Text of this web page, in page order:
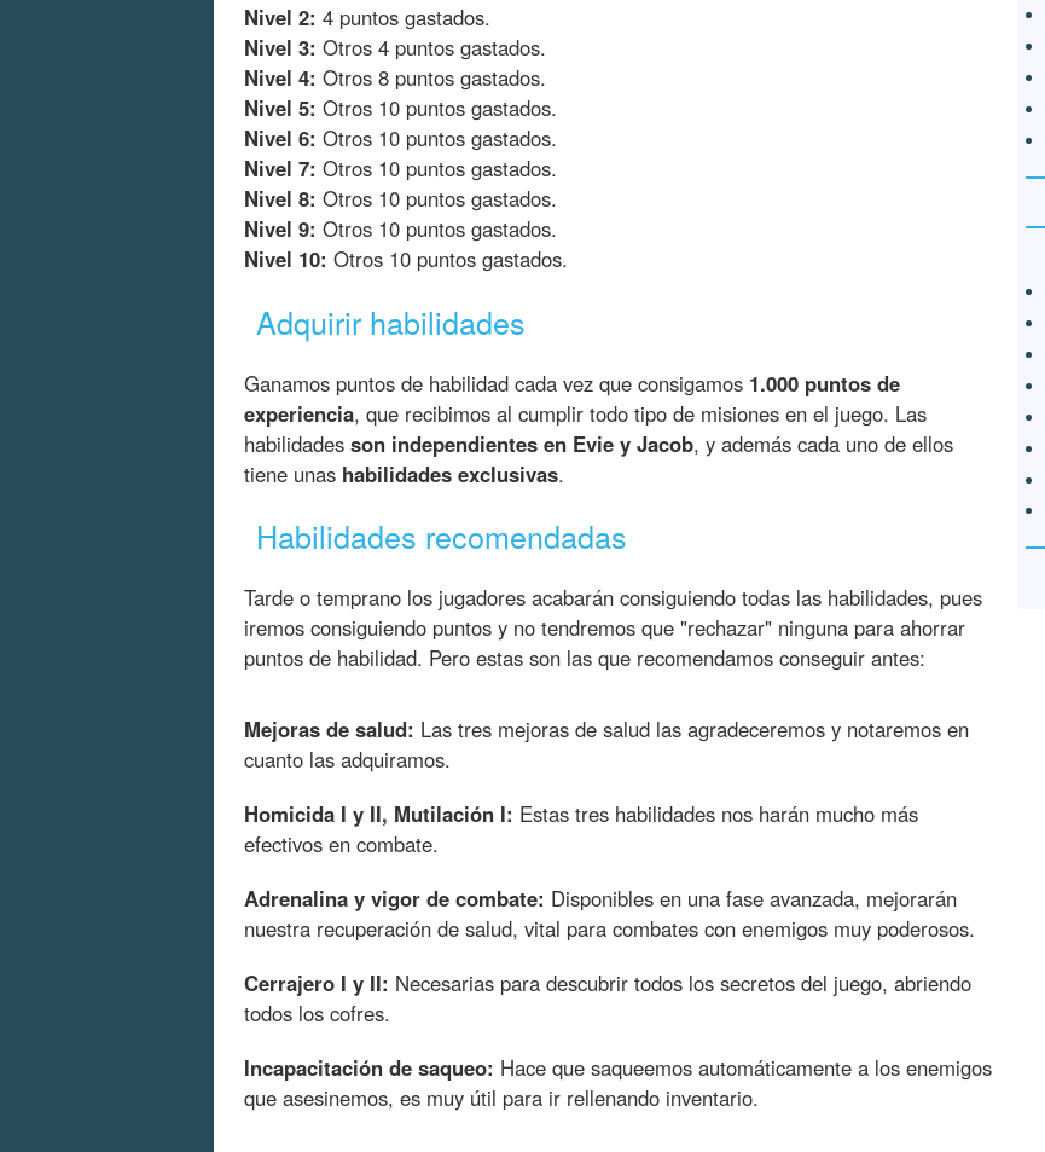
Nivel 2: 4 puntos gastados.
Nivel 3: Otros 4 puntos gastados.
Nivel 4: Otros 8 puntos gastados.
Nivel 5: Otros 10 puntos gastados.
Nivel 6: Otros 10 puntos gastados.
Nivel 7: Otros 10 puntos gastados.
Nivel 8: Otros 10 puntos gastados.
Nivel 9: Otros 10 puntos gastados.
Nivel 10: Otros 10 puntos gastados.
Adquirir habilidades
Ganamos puntos de habilidad cada vez que consigamos 1.000 puntos de
experiencia, que recibimos al cumplir todo tipo de misiones en el juego. Las
habilidades son independientes en Evie y Jacob, y además cada uno de ellos
tiene unas habilidades exclusivas.
Habilidades recomendadas
Tarde o temprano los jugadores acabarán consiguiendo todas las habilidades, pues
iremos consiguiendo puntos y no tendremos que "rechazar" ninguna para ahorrar
puntos de habilidad. Pero estas son las que recomendamos conseguir antes:
Mejoras de salud: Las tres mejoras de salud las agradeceremos y notaremos en
cuanto las adquiramos.
Homicida I y II, Mutilación I: Estas tres habilidades nos harán mucho más
efectivos en combate.
Adrenalina y vigor de combate: Disponibles en una fase avanzada, mejorarán
nuestra recuperación de salud, vital para combates con enemigos muy poderosos.
Cerrajero I y II: Necesarias para descubrir todos los secretos del juego, abriendo
todos los cofres.
Incapacitación de saqueo: Hace que saqueemos automáticamente a los enemigos
que asesinemos, es muy útil para ir rellenando inventario.